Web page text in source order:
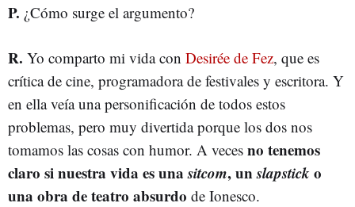
P. ¿Cómo surge el argumento?
R. Yo comparto mi vida con Desirée de Fez, que es
crítica de cine, programadora de festivales y escritora. Y
en ella veía una personificación de todos estos
problemas, pero muy divertida porque los dos nos
tomamos las cosas con humor. A veces no tenemos
claro si nuestra vida es unasitcom, unslapstick o
una obra de teatro absurdo de Ionesco.